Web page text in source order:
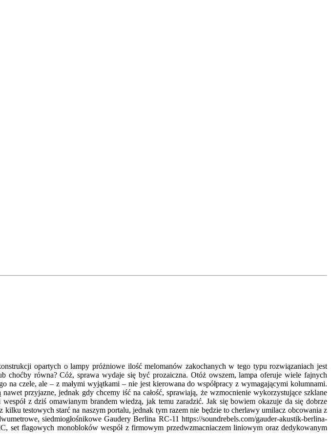
opartych o lampy próżniowe ilość melomanów zakochanych w tego typu rozwiązaniach jest
choćby równa? Cóż, sprawa wydaje się być prozaiczna. Otóż owszem, lampa oferuje wiele fajnych
czele, ale – z małymi wyjątkami – nie jest kierowana do współpracy z wymagającymi kolumnami.
przyjazne, jednak gdy chcemy iść na całość, sprawiają, że wzmocnienie wykorzystujące szklane
z dziś omawianym brandem wiedzą, jak temu zaradzić. Jak się bowiem okazuje da się dobrze
testowych starć na naszym portalu, jednak tym razem nie będzie to cherlawy umilacz obcowania z
siedmiogłośnikowe Gaudery Berlina RC-11 https://soundrebels.com/gauder-akustik-berlina-
flagowych monobloków wespół z firmowym przedwzmacniaczem liniowym oraz dedykowanym